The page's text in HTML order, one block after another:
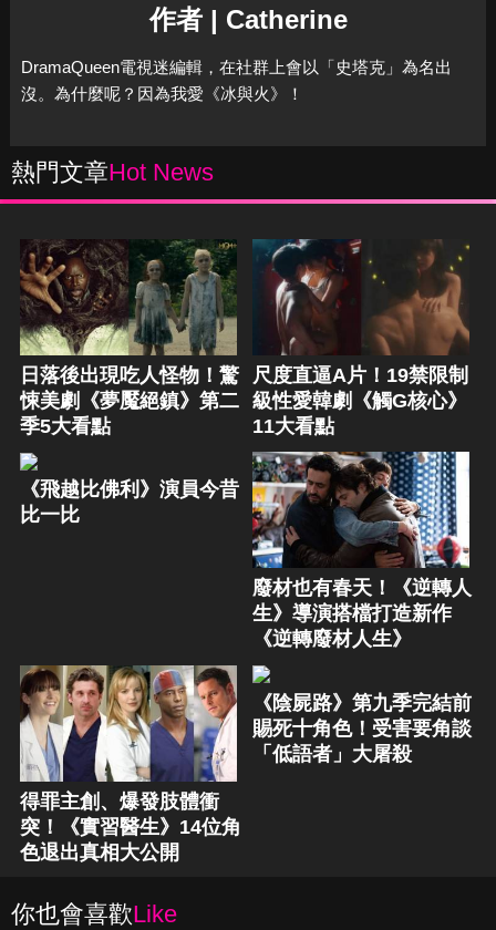
作者 | Catherine
DramaQueen電視迷編輯，在社群上會以「史塔克」為名出
沒。為什麼呢？因為我愛《冰與火》！
熱門文章Hot News
日落後出現吃人怪物！驚
悚美劇《夢魘絕鎮》第二
季5大看點
尺度直逼A片！19禁限制
級性愛韓劇《觸G核心》
11大看點
《飛越比佛利》演員今昔
比一比
廢材也有春天！《逆轉人
生》導演搭檔打造新作
《逆轉廢材人生》
得罪主創、爆發肢體衝
突！《實習醫生》14位角
色退出真相大公開
《陰屍路》第九季完結前
賜死十角色！受害要角談
「低語者」大屠殺
你也會喜歡Like